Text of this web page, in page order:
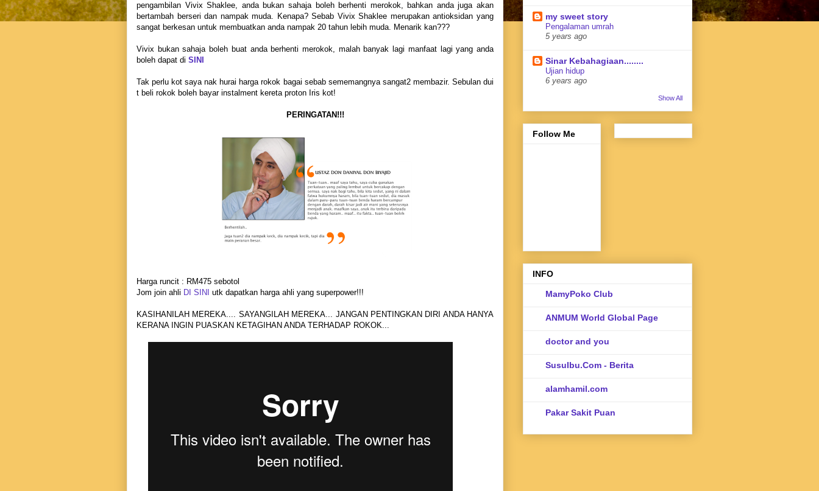
pengambilan Vivix Shaklee, anda bukan sahaja boleh berhenti merokok, bahkan anda juga akan
bertambah berseri dan nampak muda. Kenapa? Sebab Vivix Shaklee merupakan antioksidan yang
sangat berkesan untuk membuatkan anda nampak 20 tahun lebih muda. Menarik kan???
Vivix bukan sahaja boleh buat anda berhenti merokok, malah banyak lagi manfaat lagi yang anda
boleh dapat di SINI
Tak perlu kot saya nak hurai harga rokok bagai sebab sememangnya sangat2 membazir. Sebulan dui
t beli rokok boleh bayar instalment kereta proton Iris kot!
PERINGATAN!!!
Harga runcit : RM475 sebotol
Jom join ahli DI SINI utk dapatkan harga ahli yang superpower!!!
KASIHANILAH MEREKA.... SAYANGILAH MEREKA... JANGAN PENTINGKAN DIRI ANDA HANYA
KERANA INGIN PUASKAN KETAGIHAN ANDA TERHADAP ROKOK...
my sweet story
Pengalaman umrah
5 years ago
Sinar Kebahagiaan........
Ujian hidup
6 years ago
Show All
Follow Me
INFO
MamyPoko Club
ANMUM World Global Page
doctor and you
SusuIbu.Com - Berita
alamhamil.com
Pakar Sakit Puan